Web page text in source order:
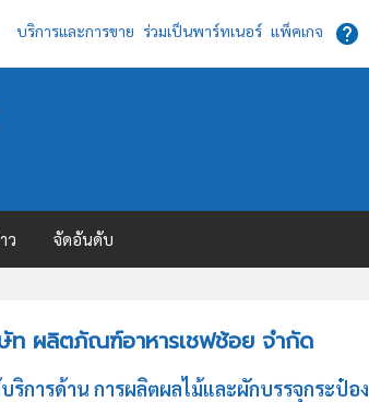
บริการและการขาย ร่วมเป็นพาร์ทเนอร์ แพ็คเกจ
ว จัดอันดับ
ษัท ผลิตภัณฑ์อาหารเชฟช้อย จำกัด
การด้าน การผลิตผลไม้และผักบรรจุกระป๋อง